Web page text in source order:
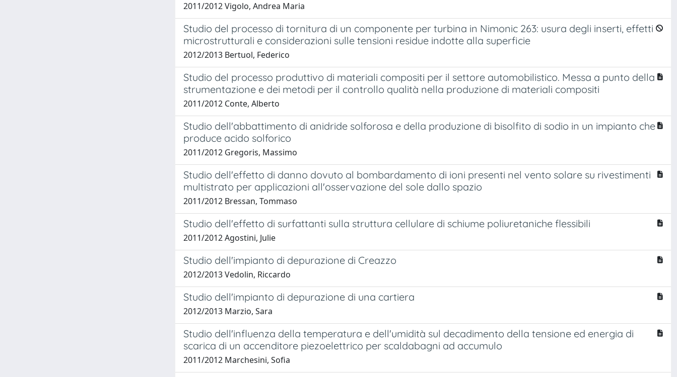
2011/2012 Vigolo, Andrea Maria
Studio del processo di tornitura di un componente per turbina in Nimonic 263: usura degli inserti, effetti
microstrutturali e considerazioni sulle tensioni residue indotte alla superficie
2012/2013 Bertuol, Federico
Studio del processo produttivo di materiali compositi per il settore automobilistico. Messa a punto della
strumentazione e dei metodi per il controllo qualità nella produzione di materiali compositi
2011/2012 Conte, Alberto
Studio dell'abbattimento di anidride solforosa e della produzione di bisolfito di sodio in un impianto che
produce acido solforico
2011/2012 Gregoris, Massimo
Studio dell'effetto di danno dovuto al bombardamento di ioni presenti nel vento solare su rivestimenti
multistrato per applicazioni all'osservazione del sole dallo spazio
2011/2012 Bressan, Tommaso
Studio dell'effetto di surfattanti sulla struttura cellulare di schiume poliuretaniche flessibili
2011/2012 Agostini, Julie
Studio dell'impianto di depurazione di Creazzo
2012/2013 Vedolin, Riccardo
Studio dell'impianto di depurazione di una cartiera
2012/2013 Marzio, Sara
Studio dell'influenza della temperatura e dell'umidità sul decadimento della tensione ed energia di
scarica di un accenditore piezoelettrico per scaldabagni ad accumulo
2011/2012 Marchesini, Sofia